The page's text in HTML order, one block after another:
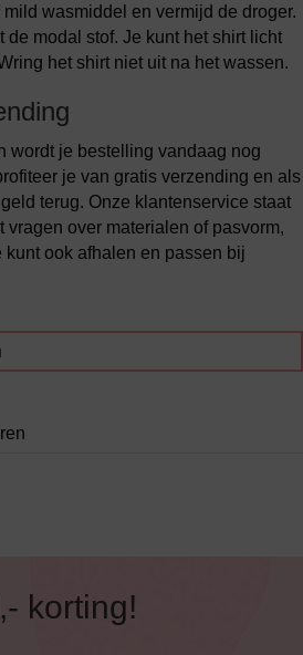
wasmiddel en vermijd de droger.
de modal stof. Je kunt het shirt licht
het shirt niet uit na het wassen.
wordt je bestelling vandaag nog
je van gratis verzending en als
terug. Onze klantenservice staat
vragen over materialen of pasvorm,
kunt ook afhalen en passen bij
korting!